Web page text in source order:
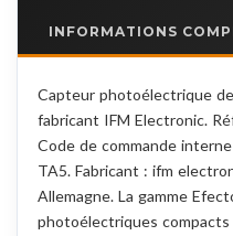
INFORMATIONS
Capteur photoélectrique
fabricant IFM Electronic.
Code de commande
TA5. Fabricant : ifm
Allemagne. La gamme
photoélectriques